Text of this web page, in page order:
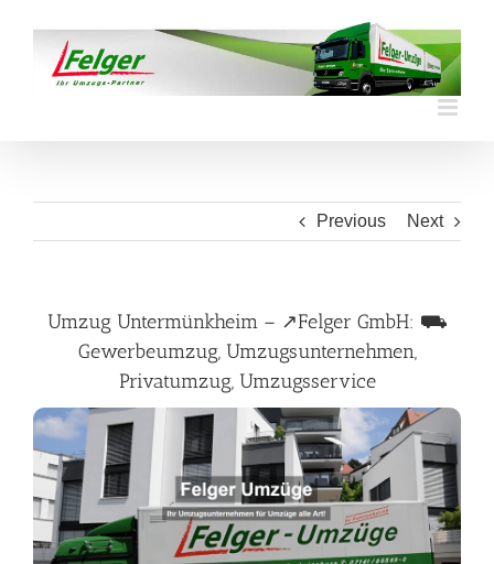
content
Previous Next
Umzug Untermünkheim – ↗️Felger GmbH: ⛟
Gewerbeumzug, Umzugsunternehmen,
Privatumzug, Umzugsservice